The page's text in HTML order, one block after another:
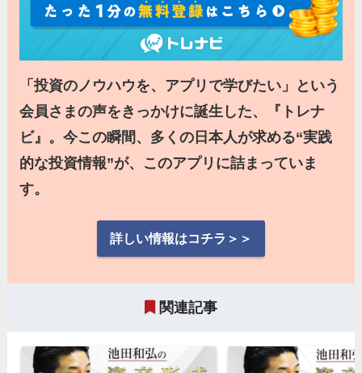
「投資のノウハウを、アプリで学びたい」という
会員さまの声をきっかけに誕生した、『トレナ
ビ』。今この瞬間、多くの日本人が求める“実践
的な投資情報”が、このアプリに詰まっていま
す。
詳しい情報はコチラ＞＞
関連記事